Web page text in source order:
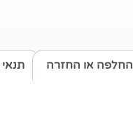
החלפה או החזרה